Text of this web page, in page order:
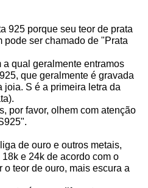
925 porque seu teor de prata
pode ser chamado de "Prata
a qual geralmente entramos
que geralmente é gravada
S é a primeira letra da
por favor, olhem com atenção
de ouro e outros metais,
e 24k de acordo com o
o teor de ouro, mais escura a